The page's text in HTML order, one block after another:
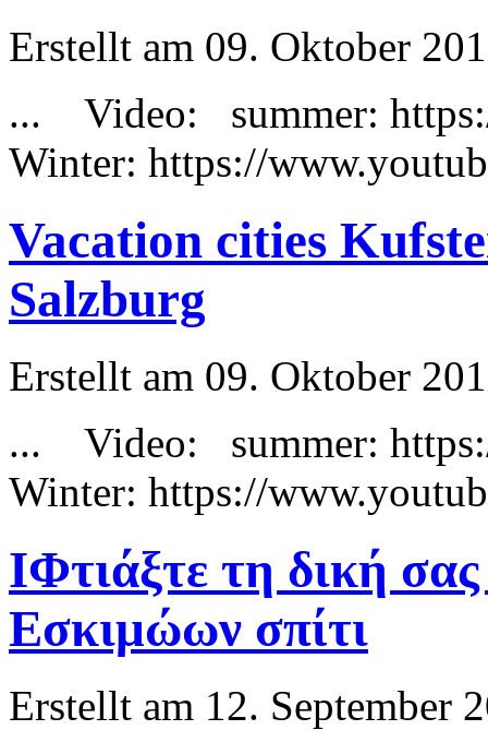
Erstellt am 09. Oktober
... Video: summer:
Winter: https://
Vacation cities
Salzburg
Erstellt am 09. Oktober
... Video: summer:
Winter: https://
IΦτιάξτε τη δική
Εσκιμώων σπίτι
Erstellt am 12. September